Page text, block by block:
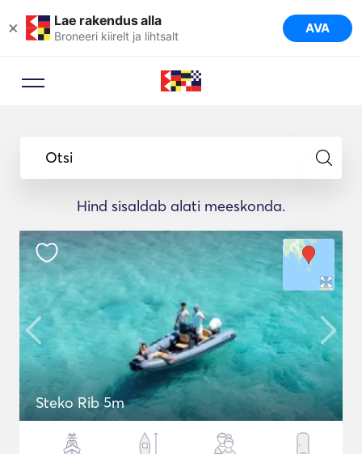
× Lae rakendus alla
Broneeri kiirelt ja lihtsalt AVA
Otsi
Hind sisaldab alati meeskonda.
Steko Rib 5m